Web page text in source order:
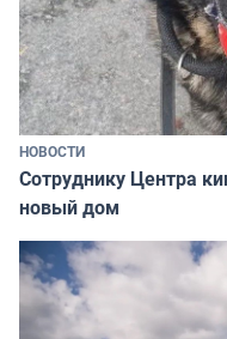
НОВОСТИ
Сотруднику Центра
новый дом